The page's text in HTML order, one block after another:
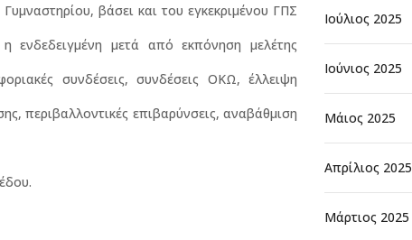
βάσει και του εγκεκριμένου ΓΠΣ
μετά από εκπόνηση μελέτης
συνδέσεις, συνδέσεις ΟΚΩ, έλλειψη
περιβαλλοντικές επιβαρύνσεις, αναβάθμιση
Ιούλιος 2025
Ιούνιος 2025
Μάιος 2025
Απρίλιος 2025
Μάρτιος 2025